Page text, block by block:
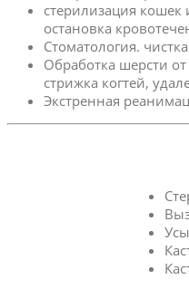
стерилизация
остановка
Стоматология.
Обработка шерсти
стрижка когтей,
Экстренная